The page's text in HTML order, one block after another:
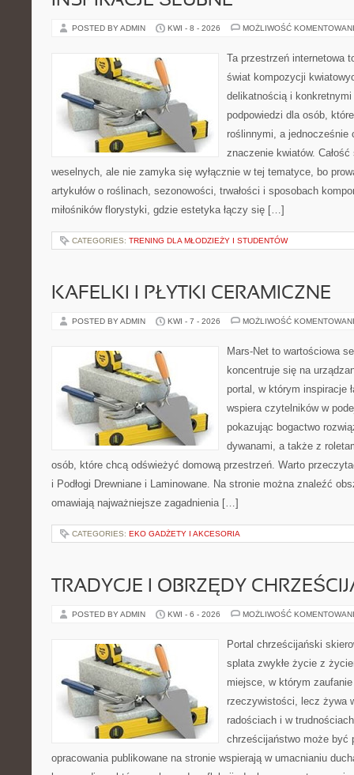
POSTED BY ADMIN KWI - 8 - 2026 MOŻLIWOŚĆ
Ta przestrzeń internetowa
świat kompozycji
delikatnością i
podpowiedzi dla osób,
roślinnymi, a jednocześnie
znaczenie kwiatów.
weselnych, ale nie zamyka się wyłącznie w tej tematyce, bo
artykułów o roślinach, sezonowości, trwałości i sposobach
miłośników florystyki, gdzie estetyka łączy się […]
CATEGORIES: TRENING DLA MŁODZIEŻY I STUDENTÓW
KAFELKI I PŁYTKI CERAMICZNE
POSTED BY ADMIN KWI - 7 - 2026 MOŻLIWOŚĆ
Mars-Net to wartościowa
koncentruje się na
portal, w którym inspiracje
wspiera czytelników w
pokazując bogactwo
dywanami, a także z
osób, które chcą odświeżyć domową przestrzeń. Warto
i Podłogi Drewniane i Laminowane. Na stronie można znaleźć
omawiają najważniejsze zagadnienia […]
CATEGORIES: EKO GADŻETY I AKCESORIA
TRADYCJE I OBRZĘDY
POSTED BY ADMIN KWI - 6 - 2026 MOŻLIWOŚĆ
Portal chrześcijański
splata zwykłe życie z
miejsce, w którym
rzeczywistości, lecz żywa
radościach i w
chrześcijaństwo może być
opracowania publikowane na stronie wspierają w umacnianiu